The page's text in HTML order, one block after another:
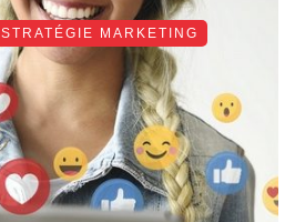
STRATÉGIE MARKETING